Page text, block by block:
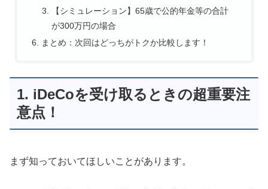
【シミュレーション】65歳で公的年金等の合計
が300万円の場合
まとめ：次回はどっちがトクか比較します！
1. iDeCoを受け取るときの超重要注
意点！
まず知っておいてほしいことがあります。